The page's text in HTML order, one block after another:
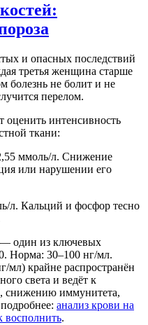
и опасных последствий
третья женщина старше
болезнь не болит и не
перелом.
интенсивность
ткани:
ммоль/л. Снижение
или нарушении его
л. Кальций и фосфор тесно
— один из ключевых
Норма: 30–100 нг/мл.
мл) крайне распространён
света и ведёт к
снижению иммунитета,
анализ крови на
восполнить.